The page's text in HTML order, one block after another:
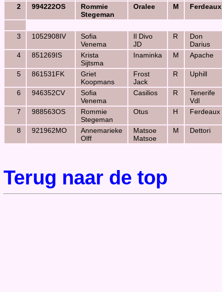
2 994222OS
Rommie
Stegeman
Oralee M Ferdeaux
3 1052908IV
Sofia
Venema
Il Divo
JD
R
Don
Darius
4
851269IS
Krista
Sijtsma
Inaminka M Apache
5 861531FK
Griet
Koopmans
Frost
Jack
R Uphill
6 946352CV
Sofia
Venema
Casilios R
Tenerife
Vdl
7
988563OS
Rommie
Stegeman
Otus H Ferdeaux
8 921962MO
Annemarieke
Olff
Matsoe
Matsoe
M Dettori
Terug naar de top